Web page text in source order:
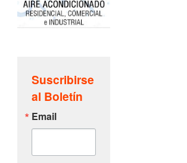
Suscribirse
al Boletín
Email